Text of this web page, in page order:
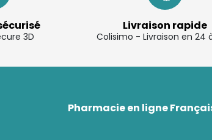
3D
Livraison rapide
Colisimo - Livraison en 24
Pharmacie en ligne